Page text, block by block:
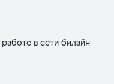
в сети билайн